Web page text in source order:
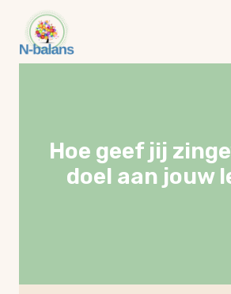
Doorgaan
inhoud
Hoe geef jij
doel aan jouw